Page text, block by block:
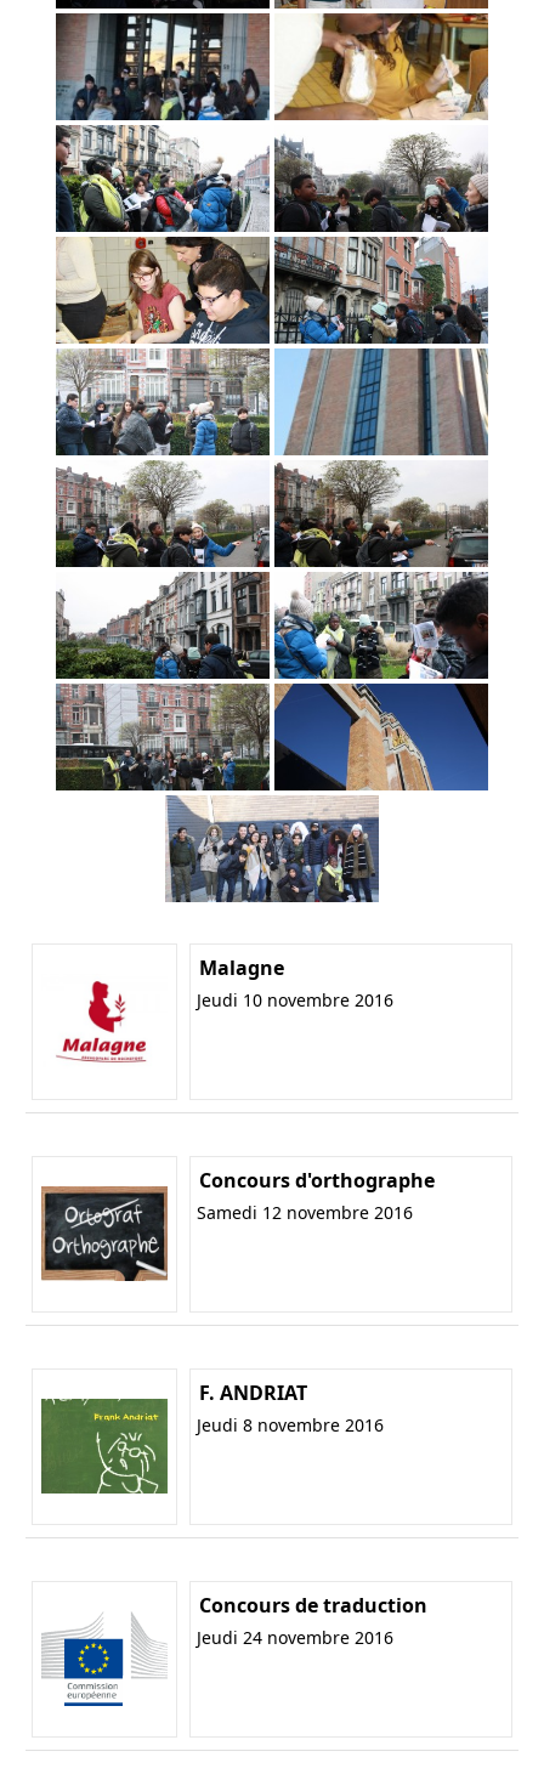
Malagne
Jeudi 10 novembre 2016
Concours d'orthographe
Samedi 12 novembre 2016
F. ANDRIAT
Jeudi 8 novembre 2016
Concours de traduction
Jeudi 24 novembre 2016